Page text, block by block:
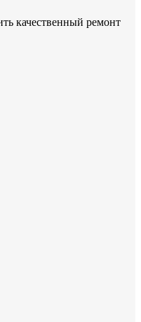
качественный ремонт